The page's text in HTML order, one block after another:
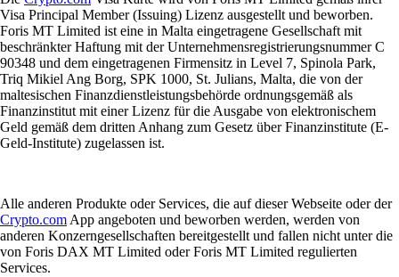
Visa Principal Member (Issuing) Lizenz ausgestellt und beworben.
Foris MT Limited ist eine in Malta eingetragene Gesellschaft mit
beschränkter Haftung mit der Unternehmensregistrierungsnummer C
90348 und dem eingetragenen Firmensitz in Level 7, Spinola Park,
Triq Mikiel Ang Borg, SPK 1000, St. Julians, Malta, die von der
maltesischen Finanzdienstleistungsbehörde ordnungsgemäß als
Finanzinstitut mit einer Lizenz für die Ausgabe von elektronischem
Geld gemäß dem dritten Anhang zum Gesetz über Finanzinstitute (E-
Geld-Institute) zugelassen ist.
Alle anderen Produkte oder Services, die auf dieser Webseite oder der
Crypto.com App angeboten und beworben werden, werden von
anderen Konzerngesellschaften bereitgestellt und fallen nicht unter die
von Foris DAX MT Limited oder Foris MT Limited regulierten
Services.